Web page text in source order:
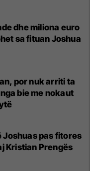
dhe miliona euro
sa fituan Joshua
por nuk arriti ta
bie me nokaut
Joshuas pas fitores
Kristian Prengës